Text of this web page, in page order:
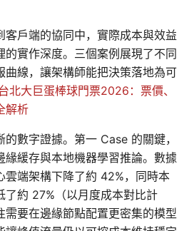
客戶端的協同中，實際成本與效益
的實作深度。三個案例展現了不同
曲線，讓架構師能把決策落地為可
北大巨蛋棒球門票2026：票價、
解析
數字證據。第一 Case 的關鍵，
緣緩存與本地機器學習推論。數據
雲端架構下降了約 42%，同時本
了約 27%（以月度成本對比計
需要在邊緣節點配置更密集的模型